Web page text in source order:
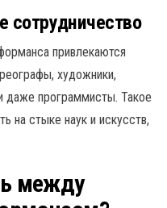
сотрудничество
привлекаются
художники,
даже программисты. Такое
на стыке наук и искусств,
между